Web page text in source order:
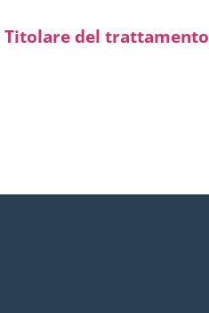
Titolare del trattamento